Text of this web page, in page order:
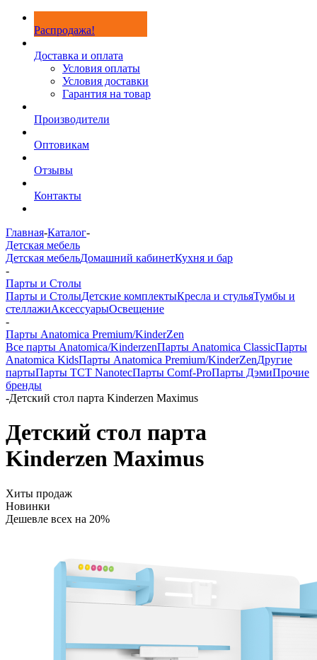
Распродажа!
Доставка и оплата
Условия оплаты
Условия доставки
Гарантия на товар
Производители
Оптовикам
Отзывы
Контакты
Главная-Каталог-
Детская мебель
Детская мебельДомашний кабинетКухня и бар
-
Парты и Столы
Парты и СтолыДетские комплектыКресла и стульяТумбы и
стеллажиАксессуарыОсвещение
-
Парты Anatomica Premium/KinderZen
Все парты Anatomica/KinderzenПарты Anatomica ClassicПарты
Anatomica KidsПарты Anatomica Premium/KinderZenДругие
партыПарты TCT NanotecПарты Comf-ProПарты ДэмиПрочие
бренды
-Детский стол парта Kinderzen Maximus
Детский стол парта
Kinderzen Maximus
Хиты продаж
Новинки
Дешевле всех на 20%